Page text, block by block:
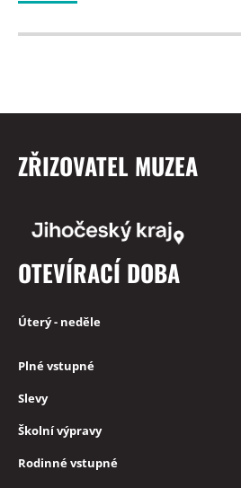
ZŘIZOVATEL MUZEA
OTEVÍRACÍ DOBA
Úterý - neděle
Plné vstupné
Slevy
Školní výpravy
Rodinné vstupné